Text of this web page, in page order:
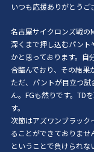
いつも応援ありがとうご
名古屋サイクロンズ戦の
深くまで押し込むパント
かと思っております。自
合臨んでおり、その結果
ただ、パントが目立つ
ん。FGも然りです。TD
す。
次節はアズワンブラック
ることができておりませ
ということで負けられな